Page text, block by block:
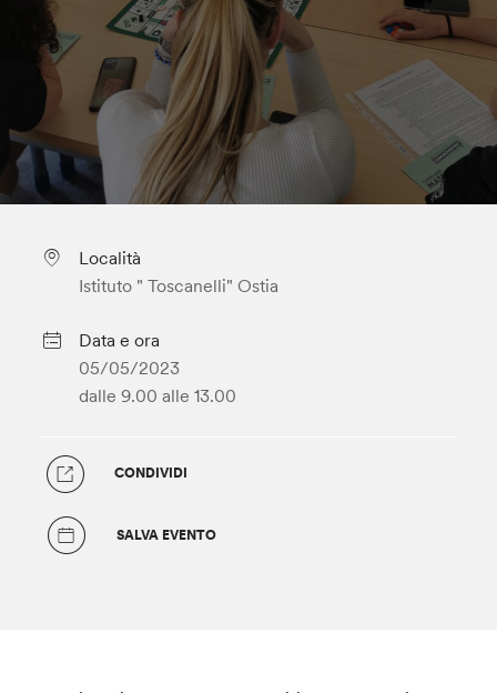
Località
Istituto " Toscanelli" Ostia
Data e ora
05/05/2023
dalle 9.00 alle 13.00
CONDIVIDI
SALVA EVENTO